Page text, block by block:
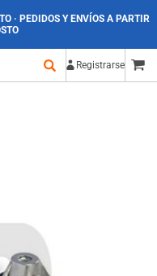
· PEDIDOS Y ENVÍOS A PARTIR
Registrarse